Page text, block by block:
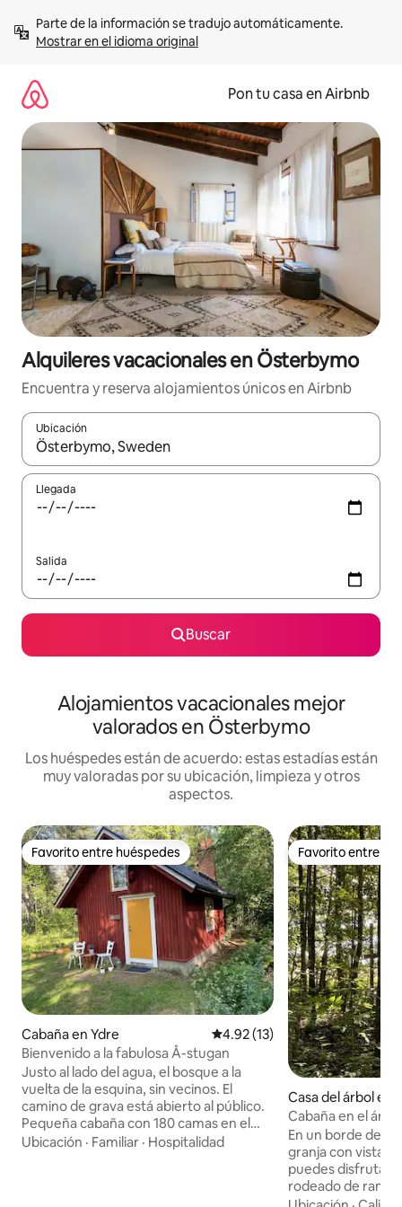
contenidoMostrar en el idioma original
Pon tu casa en Airbnb
Alquileres vacacionales en Österbymo
Encuentra y reserva alojamientos únicos en Airbnb
Ubicación
Cuando los resultados estén disponibles, navega con las
Llegada
Salida
Buscar
Alojamientos vacacionales mejor
valorados en Österbymo
Los huéspedes están de acuerdo: estas estadías están
muy valoradas por su ubicación, limpieza y otros
aspectos.
Favorito entre huéspedes
Favorito entre huéspedes
Cabaña en Ydre Calificación promedio: 4.92 de
4.92 (13)
Bienvenido a la fabulosa Å-stugan
Justo al lado del agua, el bosque a la
vuelta de la esquina, sin vecinos. El
camino de grava está abierto al público.
Pequeña cabaña con 180 camas en el
altillo para dormir (se puede montar una
Ubicación · Familiar · Hospitalidad
Favorito entre
Favorito entre
Casa del árbol en
Cabaña en el
En un borde del
granja con vistas
puedes disfrutar
rodeado de
árboles. El